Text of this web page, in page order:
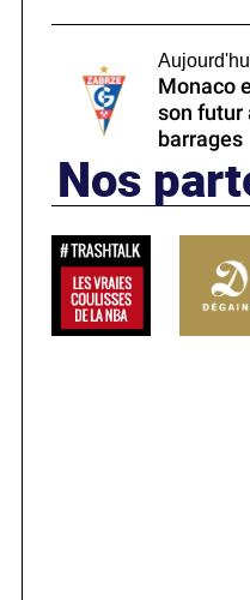
Monaco
son futur
barrages
Nos